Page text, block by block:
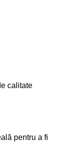
calitate
pentru a fi